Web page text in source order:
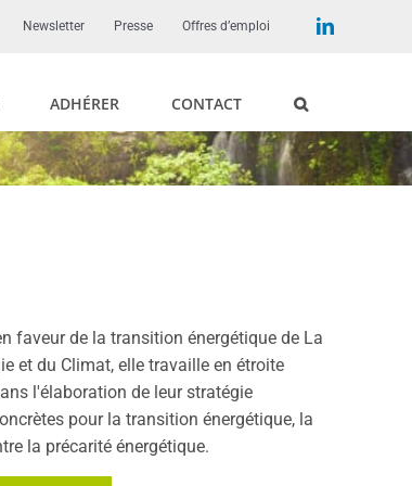
Newsletter Presse Offres d’emploi LinkedIn
ADHÉRER CONTACT
faveur de la transition énergétique de La
et du Climat, elle travaille en étroite
l'élaboration de leur stratégie
pour la transition énergétique, la
la précarité énergétique.